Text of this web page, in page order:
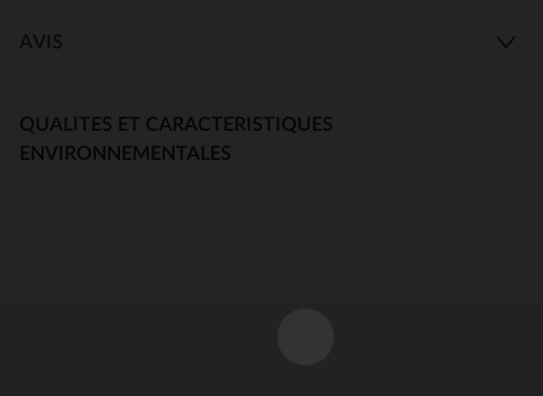
AVIS
QUALITES ET CARACTERISTIQUES
ENVIRONNEMENTALES